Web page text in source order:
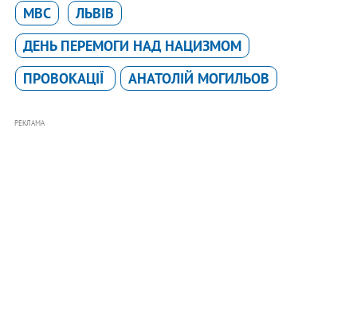
МВС
ЛЬВІВ
ДЕНЬ ПЕРЕМОГИ НАД НАЦИЗМОМ
ПРОВОКАЦІЇ
АНАТОЛІЙ МОГИЛЬОВ
РЕКЛАМА